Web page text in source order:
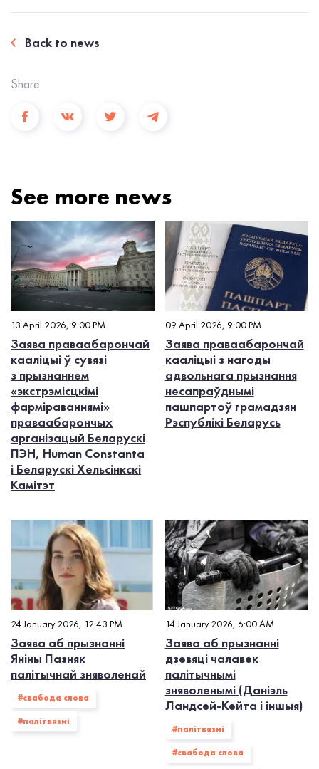
Back to news
Share
See more news
13 April 2026, 9:00 PM
Заява праваабарончай
кааліцыі ў сувязі
з прызнаннем
«экстрэмісцкімі
фарміраваннямі»
праваабарончых
арганізацый Беларускі
ПЭН, Human Constanta
і Беларускі Хельсінкскі
Камітэт
09 April 2026, 9:00 PM
Заява праваабарончай
кааліцыі з нагоды
адвольнага прызнання
несапраўднымі
пашпартоў грамадзян
Рэспублікі Беларусь
24 January 2026, 12:43 PM
Заява аб прызнанні
Яніны Пазняк
палітычнай зняволенай
#свабода слова
#палiтвязнi
14 January 2026, 6:00 AM
Заява аб прызнанні
дзевяці чалавек
палітычнымі
зняволенымі (Даніэль
Ландсей-Кейта і іншыя)
#палiтвязнi
#свабода слова